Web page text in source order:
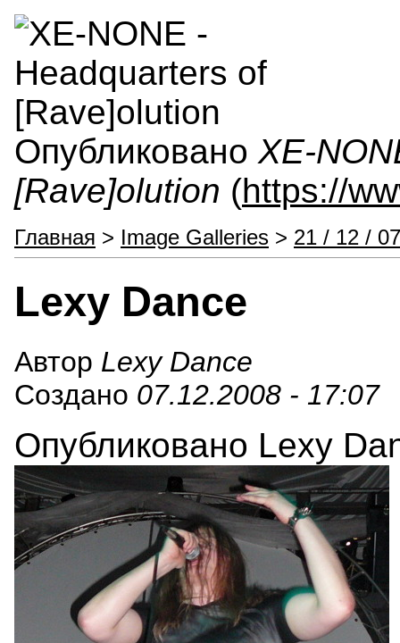
Опубликовано XE-
[Rave]olution (https://
Главная > Image Galleries > 21 / 12 /
Lexy Dance
Автор Lexy Dance
Создано 07.12.2008 - 17:07
Опубликовано Lexy